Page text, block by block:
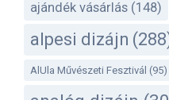
ajándék vásárlás (148)
alpesi dizájn
AlUla Művészeti Fesztivál (95)